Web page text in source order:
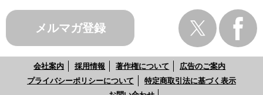
メルマガ登録
会社案内 採用情報 著作権について
広告のご案内
プライバシーポリシーについて
特定商取引法に基づく表示